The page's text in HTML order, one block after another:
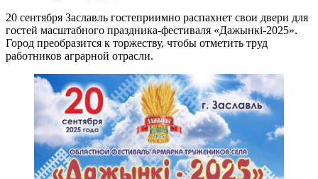
20 сентября Заславль гостеприимно распахнет свои двери для
гостей масштабного праздника-фестиваля «Дажынкi-2025».
Город преобразится к торжеству, чтобы отметить труд
работников аграрной отрасли.